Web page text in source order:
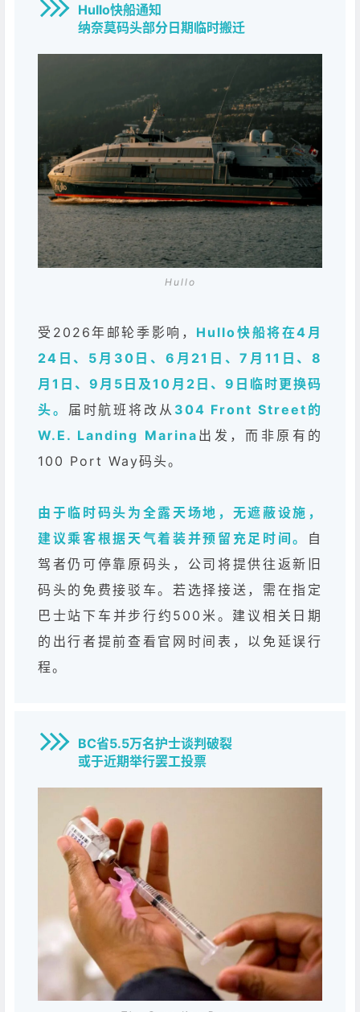
Hullo快船通知
纳奈莫码头部分日期临时搬迁
Hullo
受2026年邮轮季影响， Hullo快船将在4月
24日、5月30日、6月21日、7月11日、8
月1日、9月5日及10月2日、9日临时更换码
头。 届时航班将改从 304 Front Street的
W.E. Landing Marina 出发，而非原有的
100 Port Way码头。
由于临时码头为全露天场地，无遮蔽设施，
建议乘客根据天气着装并预留充足时间。 自
驾者仍可停靠原码头，公司将提供往返新旧
码头的免费接驳车。若选择接送，需在指定
巴士站下车并步行约500米。建议相关日期
的出行者提前查看官网时间表，以免延误行
程。
BC省5.5万名护士谈判破裂
或于近期举行罢工投票